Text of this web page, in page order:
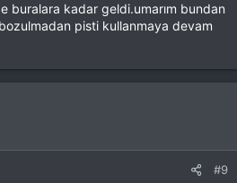
buralara kadar geldi.umarım bundan
pisti kullanmaya devam
#9